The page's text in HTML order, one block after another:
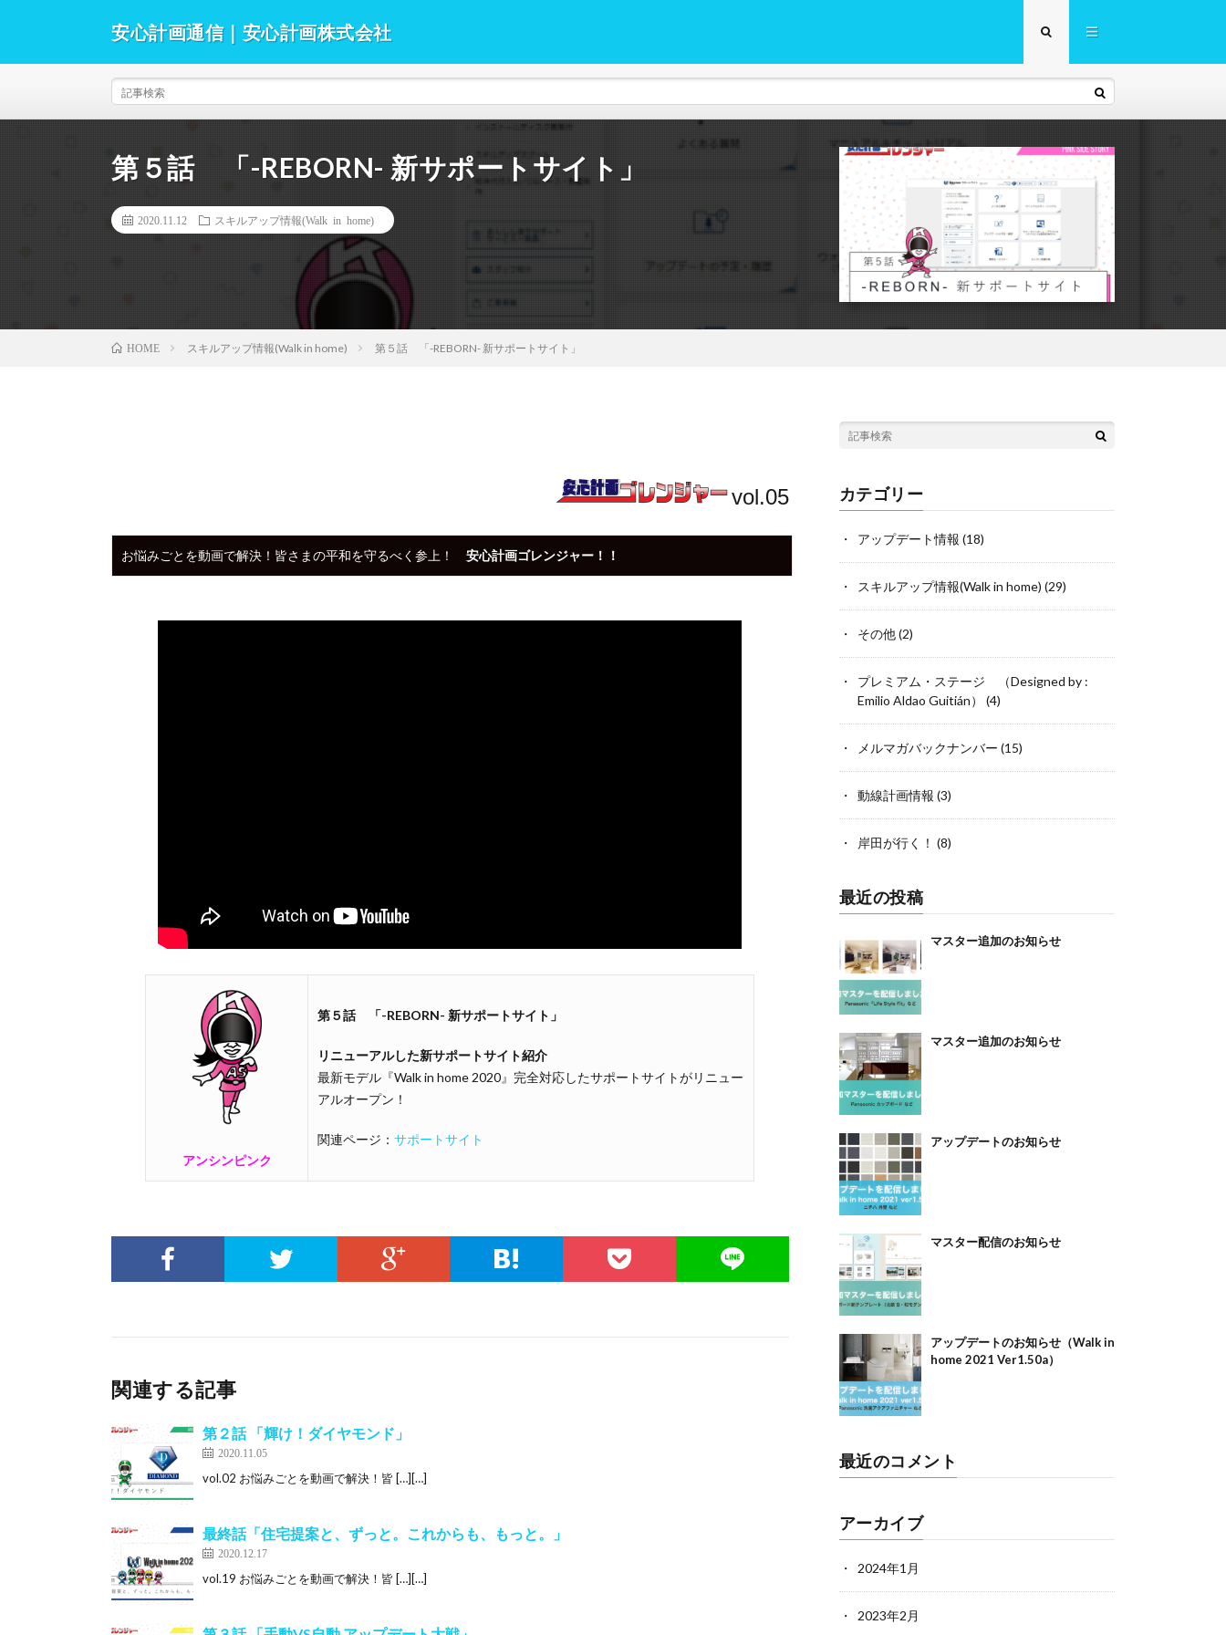
安心計画通信｜安心計画株式会社
す。日本住宅新聞から提供いただいている建築業界のニュースやウォークインホームの最新情報、マニュアルの更新情報やメルマガ
第５話 「-REBORN- 新サポートサイト」
2020.11.12 スキルアップ情報(Walk in home)
HOME スキルアップ情報(Walk in home) 第５話 「-REBORN- 新サポートサイト」
vol.05
お悩みごとを動画で解決！皆さまの平和を守るべく参上！ 安心計画ゴレンジャー！！
アンシンピンク
第５話 「-REBORN- 新サポートサイト 」
リニューアルした新サポートサイト紹介
最新モデル『Walk in home 2020』完全対応したサポートサイトがリニュー
アルオープン！
関連ページ：サポートサイト
関連する記事
第２話 「輝け！ダイヤモンド」
2020.11.05
vol.02 お悩みごとを動画で解決！皆 […][…]
最終話「住宅提案と、ずっと。これからも、もっと。」
2020.12.17
vol.19 お悩みごとを動画で解決！皆 […][…]
カテゴリー
アップデート情報 (18)
スキルアップ情報(Walk in home) (29)
その他(2)
プレミアム・ステージ （Designed by :
Emilio Aldao Guitián）
(4)
メルマガバックナンバー (15)
動線計画情報 (3)
岸田が行く！ (8)
最近の投稿
マスター追加のお知らせ
マスター追加のお知らせ
アップデートのお知らせ
マスター配信のお知らせ
アップデートのお知らせ（Walk in
home 2021 Ver1.50a）
最近のコメント
アーカイブ
2024年1月
2023年2月